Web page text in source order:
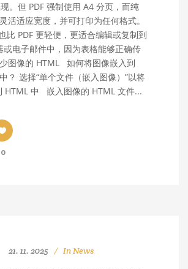
。但 PDF 强制使用 A4 分页，而纯
活适应宽度，并可打印为任何格式。
比 PDF 更轻便，更适合编辑或复制到
或电子邮件中，因为表格能够正确传
图像的 HTML 如何将图像嵌入到
？ 选择“单个文件（嵌入图像）”以将
HTML 中 嵌入图像的 HTML 文件...
0
21. 11. 2025 InNews